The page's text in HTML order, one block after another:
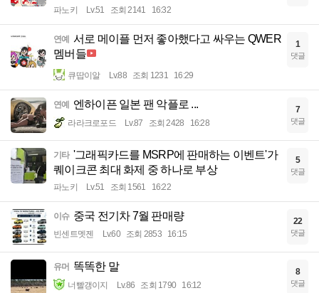
파노키 Lv.51 조회 2141 16:32
연예
서로 메이플 먼저 좋아했다고 싸우는 QWER
멤버들
큐땁이알 Lv.88 조회 1231 16:29
1
댓글
연예 엔하이픈 일본 팬 악플로 ...
라라크로포드 Lv.87 조회 2428 16:28
7
댓글
기타 '그래픽카드를 MSRP에 판매하는 이벤트'가
퀘이크콘 최대 화제 중 하나로 부상
파노키 Lv.51 조회 1561 16:22
5
댓글
이슈 중국 전기차 7월 판매량
빈센트멧젠 Lv.60 조회 2853 16:15
22
댓글
유머 똑똑한 말
너빨갱이지 Lv.86 조회 1790 16:12
8
댓글